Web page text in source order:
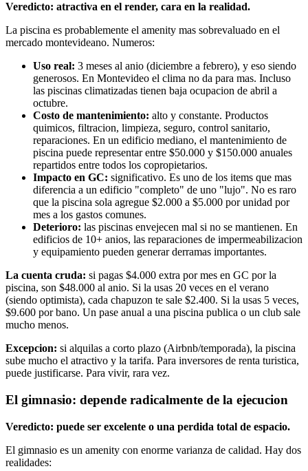
Veredicto: atractiva en el render, cara en la realidad.
La piscina es probablemente el amenity mas sobrevaluado en el
mercado montevideano. Numeros:
Uso real: 3 meses al anio (diciembre a febrero), y eso siendo
generosos. En Montevideo el clima no da para mas. Incluso
las piscinas climatizadas tienen baja ocupacion de abril a
octubre.
Costo de mantenimiento: alto y constante. Productos
quimicos, filtracion, limpieza, seguro, control sanitario,
reparaciones. En un edificio mediano, el mantenimiento de
piscina puede representar entre $50.000 y $150.000 anuales
repartidos entre todos los copropietarios.
Impacto en GC: significativo. Es uno de los items que mas
diferencia a un edificio "completo" de uno "lujo". No es raro
que la piscina sola agregue $2.000 a $5.000 por unidad por
mes a los gastos comunes.
Deterioro: las piscinas envejecen mal si no se mantienen. En
edificios de 10+ anios, las reparaciones de impermeabilizacion
y equipamiento pueden generar derramas importantes.
La cuenta cruda: si pagas $4.000 extra por mes en GC por la
piscina, son $48.000 al anio. Si la usas 20 veces en el verano
(siendo optimista), cada chapuzon te sale $2.400. Si la usas 5 veces,
$9.600 por bano. Un pase anual a una piscina publica o un club sale
mucho menos.
Excepcion: si alquilas a corto plazo (Airbnb/temporada), la piscina
sube mucho el atractivo y la tarifa. Para inversores de renta turistica,
puede justificarse. Para vivir, rara vez.
El gimnasio: depende radicalmente de la ejecucion
Veredicto: puede ser excelente o una perdida total de espacio.
El gimnasio es un amenity con enorme varianza de calidad. Hay dos
realidades: